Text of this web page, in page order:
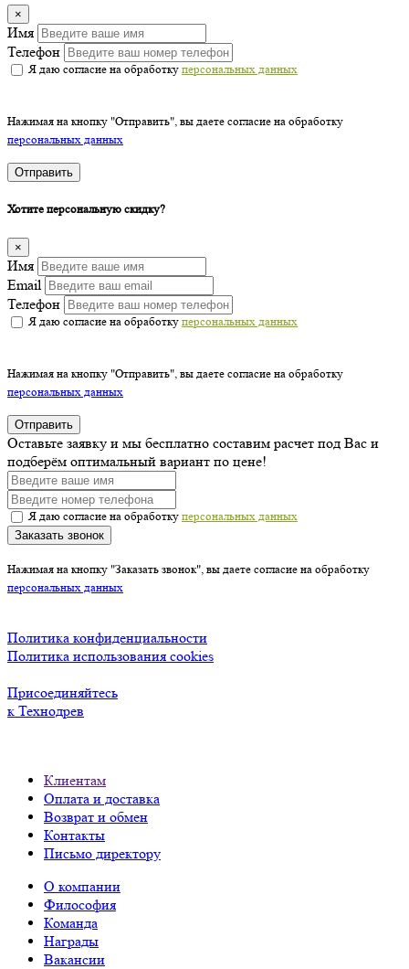
×
Имя
Телефон
Я даю согласие на обработку персональных данных
Нажимая на кнопку "Отправить", вы даете согласие на обработку
персональных данных
Отправить
Хотите персональную скидку?
×
Имя
Email
Телефон
Я даю согласие на обработку персональных данных
Нажимая на кнопку "Отправить", вы даете согласие на обработку
персональных данных
Отправить
Оставьте заявку и мы бесплатно составим расчет под Вас и
подберём оптимальный вариант по цене!
Я даю согласие на обработку персональных данных
Заказать звонок
Нажимая на кнопку "Заказать звонок", вы даете согласие на обработку
персональных данных
Политика конфиденциальности
Политика использования cookies
Присоединяйтесь
к Технодрев
Клиентам
Оплата и доставка
Возврат и обмен
Контакты
Письмо директору
О компании
Философия
Команда
Награды
Вакансии